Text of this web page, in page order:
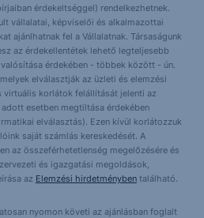
érdekeltséggel) rendelkezhetnek.
vállalatai, képviselői és alkalmazottai
ajánlhatnak fel a Vállalatnak. Társaságunk
az érdekellentétek lehető legteljesebb
érdekében - többek között - ún.
elválasztják az üzleti és elemzési
virtuális korlátok felállítását jelenti az
esetben megtiltása érdekében
elválasztás). Ezen kívül korlátozzuk
saját számlás kereskedését. A
az összeférhetetlenség megelőzésére és
és igazgatási megoldások,
az Elemzési hirdetménybentalálható.
nyomon követi az ajánlásban foglalt